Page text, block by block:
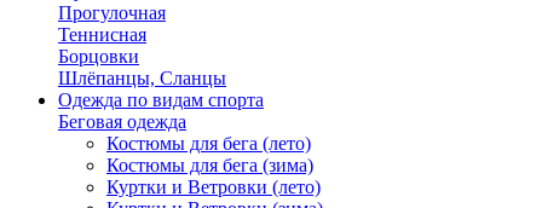
Прогулочная
Теннисная
Борцовки
Шлёпанцы, Сланцы
Одежда по видам спорта
Беговая одежда
Костюмы для бега (лето)
Костюмы для бега (зима)
Куртки и Ветровки (лето)